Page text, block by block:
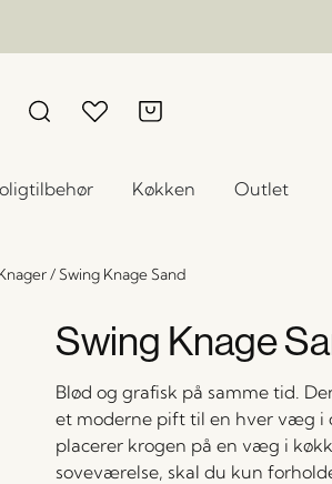
Køkken Outlet
/ Swing Knage Sand
Swing Knage
Blød og grafisk på samme tid.
et moderne pift til en hver væg i
placerer krogen på en væg i
soveværelse, skal du kun